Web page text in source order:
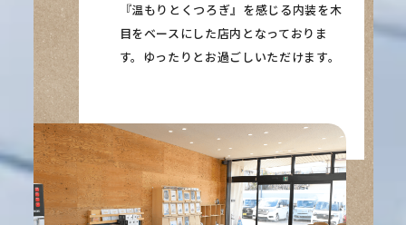
『温もりとくつろぎ』を感じる内装を木
目をベースにした店内となっておりま
す。ゆったりとお過ごしいただけます。